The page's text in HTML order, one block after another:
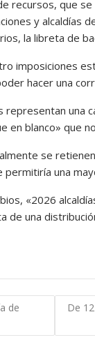
recursos, que
y alcaldías
la libreta de
imposiciones
hacer una
una
en blanco» que
se
una
«2026
de una
de
De